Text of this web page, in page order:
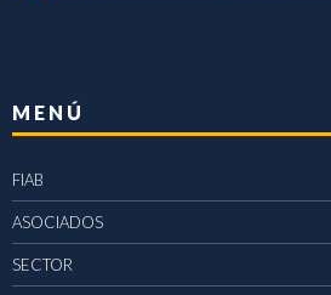
MENÚ
FIAB
ASOCIADOS
SECTOR